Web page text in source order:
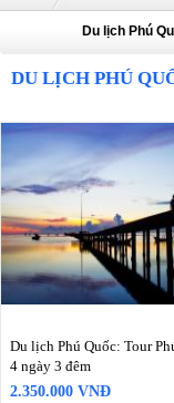
Du lịch Phú
DU LỊCH PHÚ
Du lịch Phú Quốc: Tour
4 ngày 3 đêm
2.350.000 VNĐ